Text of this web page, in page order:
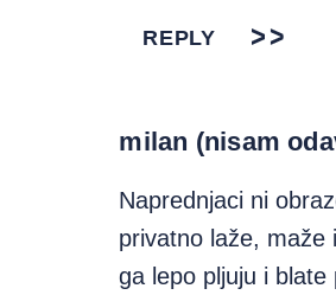
REPLY
milan (nisam
Naprednjaci ni
privatno laže, maže
ga lepo pljuju i blate